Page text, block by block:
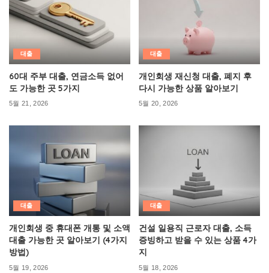
대출
60대 주부 대출, 연금소득 없어
도 가능한 곳 5가지
5월 21, 2026
대출
개인회생 재신청 대출, 폐지 후
다시 가능한 상품 알아보기
5월 20, 2026
대출
개인회생 중 휴대폰 개통 및 소액
대출 가능한 곳 알아보기 (4가지
방법)
5월 19, 2026
대출
건설 일용직 근로자 대출, 소득
증빙하고 받을 수 있는 상품 4가
지
5월 18, 2026